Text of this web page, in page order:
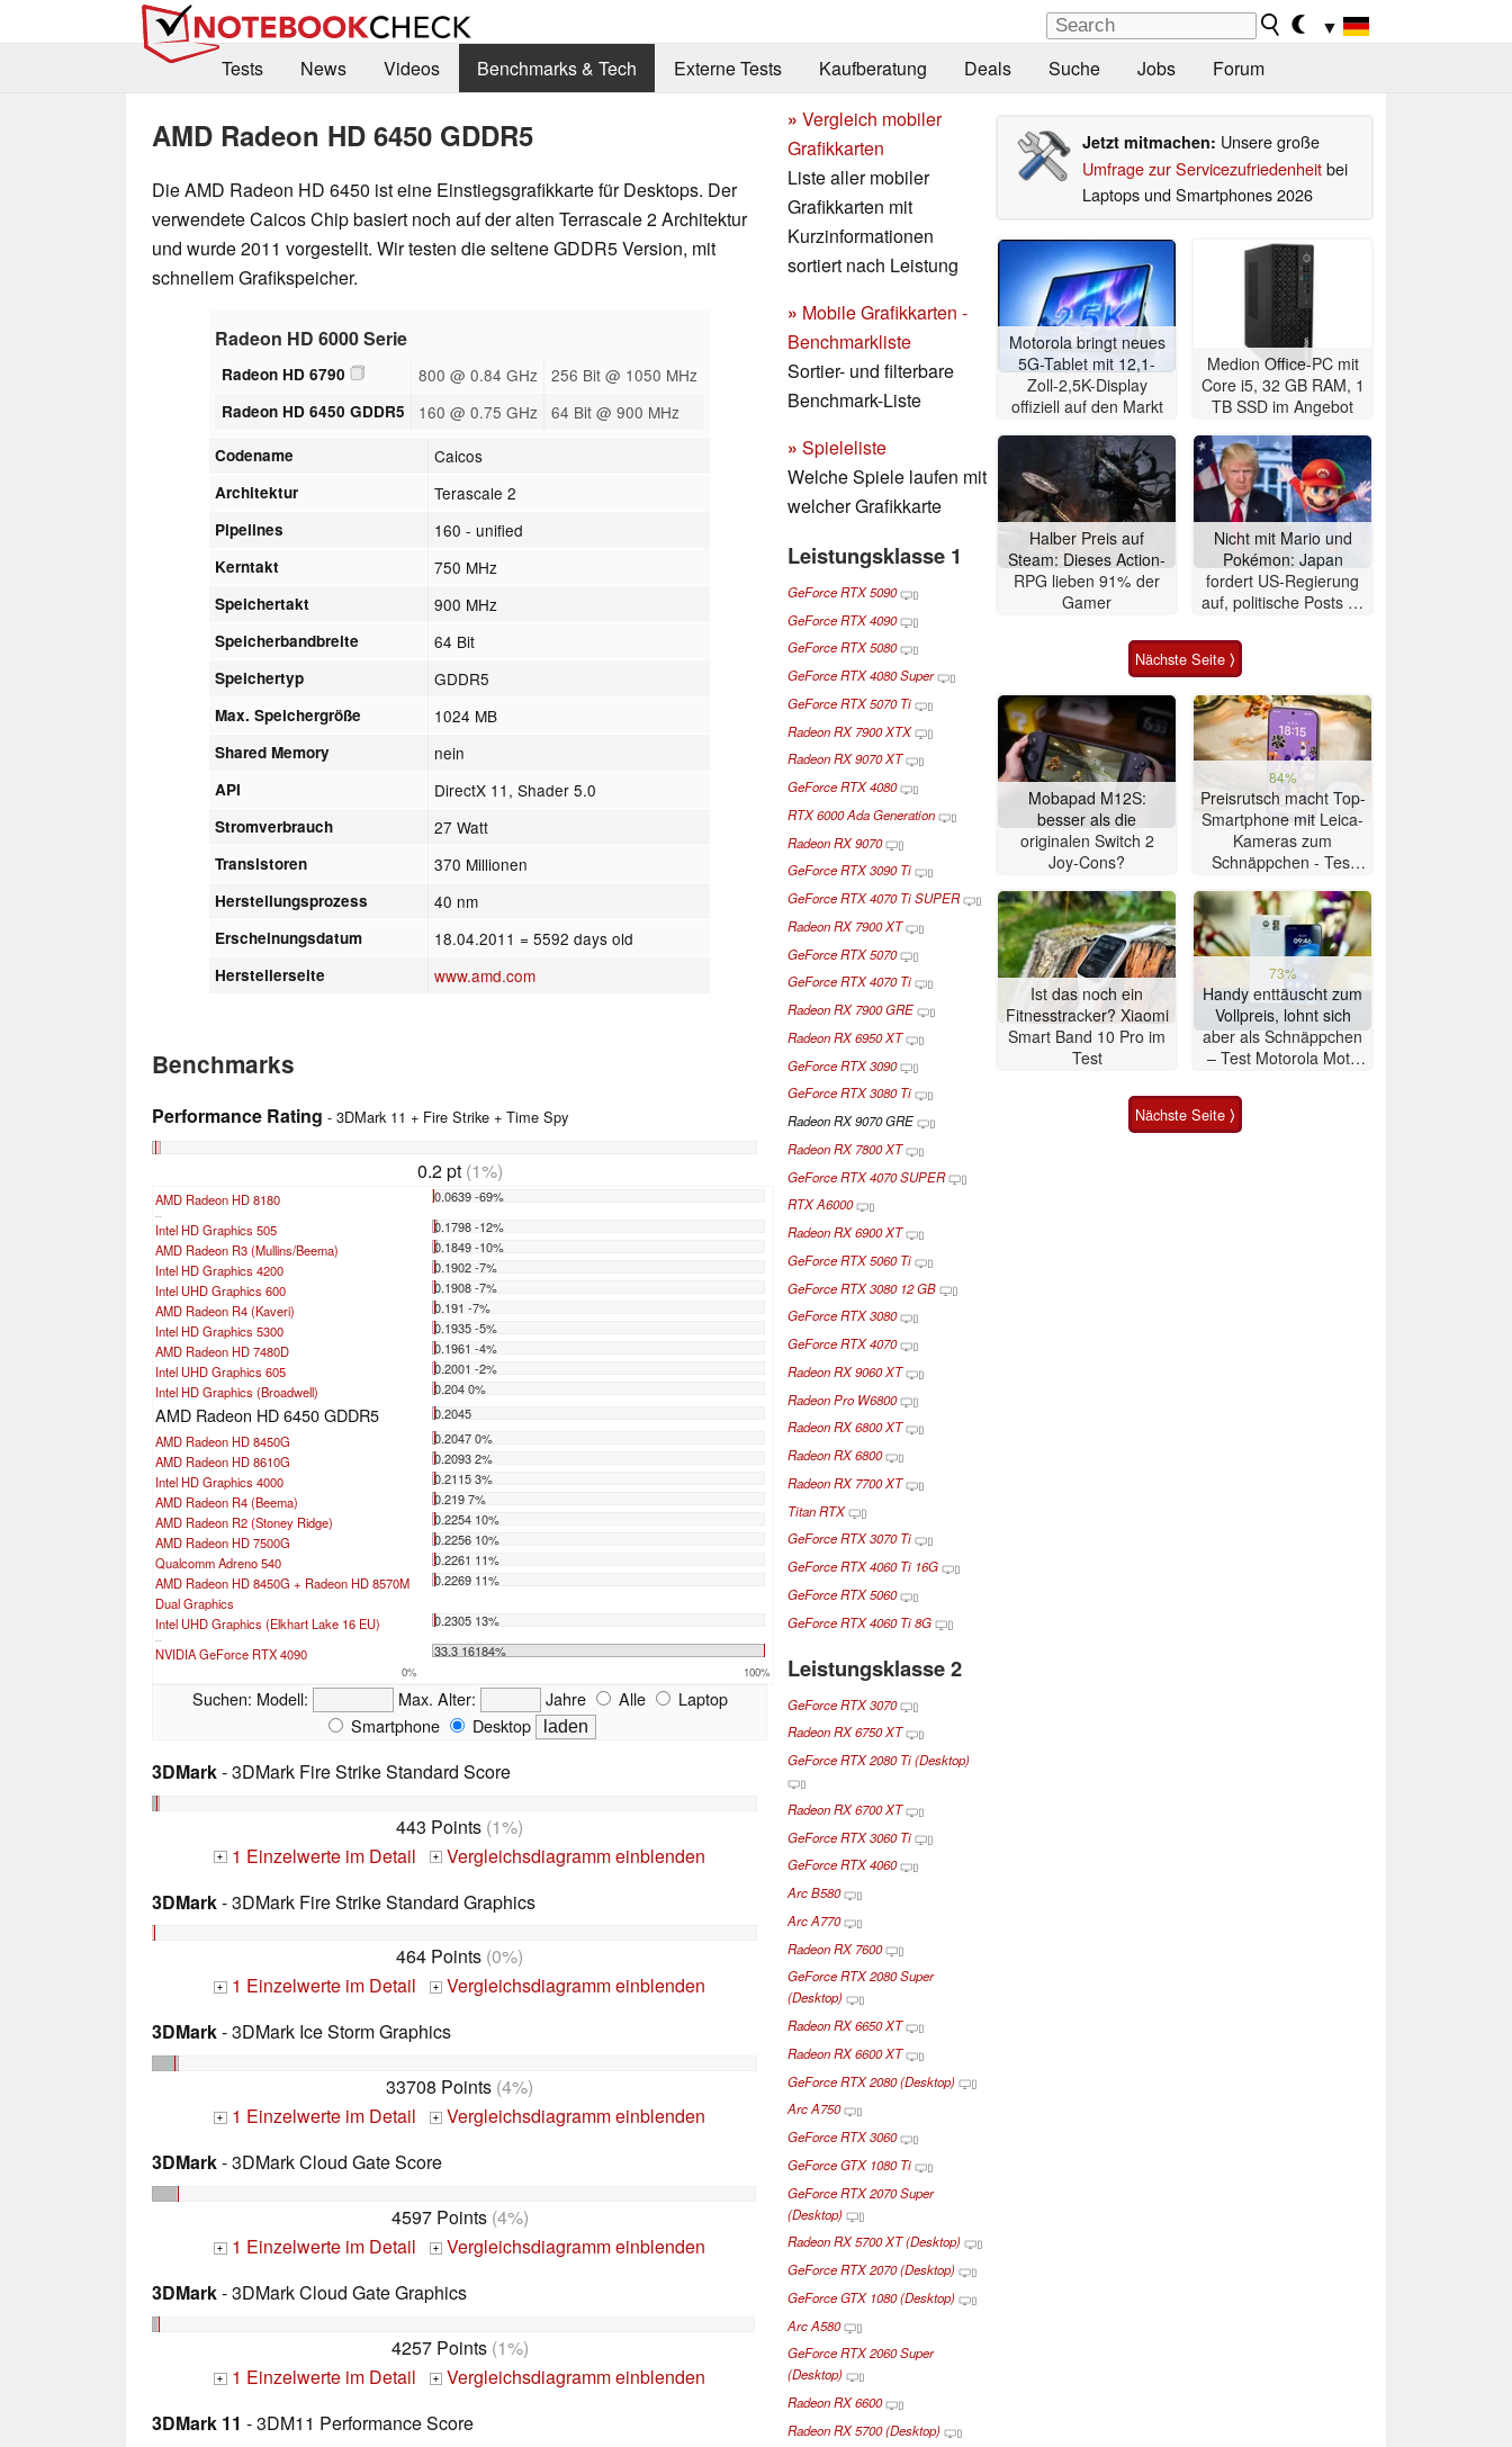
▼
Tests
News Videos Benchmarks & Tech Externe Tests Kaufberatung Deals Suche Jobs Forum
AMD Radeon HD 6450 GDDR5
Die AMD Radeon HD 6450 ist eine Einstiegsgrafikkarte für Desktops. Der
verwendete Caicos Chip basiert noch auf der alten Terrascale 2 Architektur
und wurde 2011 vorgestellt. Wir testen die seltene GDDR5 Version, mit
schnellem Grafikspeicher.
Radeon HD 6000 Serie
Radeon HD 6790 800 @ 0.84 GHz 256 Bit @ 1050 MHz
Radeon HD 6450 GDDR5 160 @ 0.75 GHz 64 Bit @ 900 MHz
Codename Caicos
Architektur Terascale 2
Pipelines 160 - unified
Kerntakt 750 MHz
Speichertakt 900 MHz
Speicherbandbreite 64 Bit
Speichertyp GDDR5
Max. Speichergröße 1024 MB
Shared Memory nein
API DirectX 11, Shader 5.0
Stromverbrauch 27 Watt
Transistoren 370 Millionen
Herstellungsprozess 40 nm
Erscheinungsdatum 18.04.2011 = 5592 days old
Herstellerseite www.amd.com
Benchmarks
Performance Rating - 3DMark 11 + Fire Strike + Time Spy
0.2 pt(1%)
AMD Radeon HD 8180 0.0639 -69%
Intel HD Graphics 505
0.1798 -12%
AMD Radeon R3 (Mullins/Beema)
0.1849 -10%
Intel HD Graphics 4200
0.1902 -7%
Intel UHD Graphics 600
0.1908 -7%
AMD Radeon R4 (Kaveri)
0.191 -7%
Intel HD Graphics 5300
0.1935 -5%
AMD Radeon HD 7480D
0.1961 -4%
Intel UHD Graphics 605
0.2001 -2%
Intel HD Graphics (Broadwell)
0.204 0%
AMD Radeon HD 6450 GDDR5
0.2045
AMD Radeon HD 8450G
0.2047 0%
AMD Radeon HD 8610G
0.2093 2%
Intel HD Graphics 4000
0.2115 3%
AMD Radeon R4 (Beema)
0.219 7%
AMD Radeon R2 (Stoney Ridge)
0.2254 10%
AMD Radeon HD 7500G
0.2256 10%
Qualcomm Adreno 540
0.2261 11%
AMD Radeon HD 8450G + Radeon HD 8570M
Dual Graphics
0.2269 11%
Intel UHD Graphics (Elkhart Lake 16 EU) 0.2305 13%
NVIDIA GeForce RTX 4090 33.3 16184%
0% 100%
Suchen: Modell: Max. Alter: Jahre Alle
Laptop
Smartphone
Desktop
3DMark- 3DMark Fire Strike Standard Score
443 Points (1%)
+ 1 Einzelwerte im Detail +
Vergleichsdiagramm einblenden
3DMark- 3DMark Fire Strike Standard Graphics
464 Points (0%)
+ 1 Einzelwerte im Detail +
Vergleichsdiagramm einblenden
3DMark- 3DMark Ice Storm Graphics
33708 Points (4%)
+ 1 Einzelwerte im Detail +
Vergleichsdiagramm einblenden
3DMark- 3DMark Cloud Gate Score
4597 Points(4%)
+ 1 Einzelwerte im Detail +
Vergleichsdiagramm einblenden
3DMark- 3DMark Cloud Gate Graphics
4257 Points(1%)
+ 1 Einzelwerte im Detail +
Vergleichsdiagramm einblenden
3DMark 11 - 3DM11 Performance Score
» Vergleich mobiler
Grafikkarten
Liste aller mobiler
Grafikkarten mit
Kurzinformationen
sortiert nach Leistung
» Mobile Grafikkarten -
Benchmarkliste
Sortier- und filterbare
Benchmark-Liste
» Spieleliste
Welche Spiele laufen mit
welcher Grafikkarte
Leistungsklasse 1
GeForce RTX 5090
GeForce RTX 4090
GeForce RTX 5080
GeForce RTX 4080 Super
GeForce RTX 5070 Ti
Radeon RX 7900 XTX
Radeon RX 9070 XT
GeForce RTX 4080
RTX 6000 Ada Generation
Radeon RX 9070
GeForce RTX 3090 Ti
GeForce RTX 4070 Ti SUPER
Radeon RX 7900 XT
GeForce RTX 5070
GeForce RTX 4070 Ti
Radeon RX 7900 GRE
Radeon RX 6950 XT
GeForce RTX 3090
GeForce RTX 3080 Ti
Radeon RX 9070 GRE
Radeon RX 7800 XT
GeForce RTX 4070 SUPER
RTX A6000
Radeon RX 6900 XT
GeForce RTX 5060 Ti
GeForce RTX 3080 12 GB
GeForce RTX 3080
GeForce RTX 4070
Radeon RX 9060 XT
Radeon Pro W6800
Radeon RX 6800 XT
Radeon RX 6800
Radeon RX 7700 XT
Titan RTX
GeForce RTX 3070 Ti
GeForce RTX 4060 Ti 16G
GeForce RTX 5060
GeForce RTX 4060 Ti 8G
Leistungsklasse 2
GeForce RTX 3070
Radeon RX 6750 XT
GeForce RTX 2080 Ti (Desktop)
Radeon RX 6700 XT
GeForce RTX 3060 Ti
GeForce RTX 4060
Arc B580
Arc A770
Radeon RX 7600
GeForce RTX 2080 Super
(Desktop)
Radeon RX 6650 XT
Radeon RX 6600 XT
GeForce RTX 2080 (Desktop)
Arc A750
GeForce RTX 3060
GeForce GTX 1080 Ti
GeForce RTX 2070 Super
(Desktop)
Radeon RX 5700 XT (Desktop)
GeForce RTX 2070 (Desktop)
GeForce GTX 1080 (Desktop)
Arc A580
GeForce RTX 2060 Super
(Desktop)
Radeon RX 6600
Radeon RX 5700 (Desktop)
Jetzt mitmachen: Unsere große
Umfrage zur Servicezufriedenheitbei
Laptops und Smartphones 2026
Motorola bringt neues
5G-Tablet mit 12,1-
Zoll-2,5K-Display
offiziell auf den Markt
Medion Office-PC mit
Core i5, 32 GB RAM, 1
TB SSD im Angebot
Halber Preis auf
Steam: Dieses Action-
RPG lieben 91% der
Gamer
Nicht mit Mario und
Pokémon: Japan
fordert US-Regierung
auf, politische Posts zu
Nächste Seite ⟩
Mobapad M12S:
besser als die
originalen Switch 2
Joy-Cons?
84%
Preisrutsch macht Top-
Smartphone mit Leica-
Kameras zum
Schnäppchen - Test
Ist das noch ein
Fitnesstracker? Xiaomi
Smart Band 10 Pro im
Test
73%
Handy enttäuscht zum
Vollpreis, lohnt sich
aber als Schnäppchen
– Test Motorola Moto
Nächste Seite ⟩